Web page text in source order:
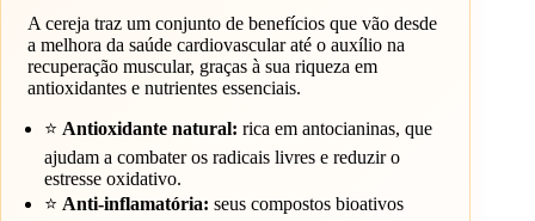
A cereja traz um conjunto de benefícios que vão desde
a melhora da saúde cardiovascular até o auxílio na
recuperação muscular, graças à sua riqueza em
antioxidantes e nutrientes essenciais.
⭐ Antioxidante natural: rica em antocianinas, que
ajudam a combater os radicais livres e reduzir o
estresse oxidativo.
⭐ Anti-inflamatória: seus compostos bioativos